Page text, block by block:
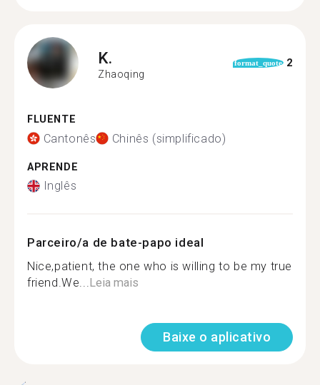
K.
Zhaoqing
format_quote 2
FLUENTE
Cantonês Chinês (simplificado)
APRENDE
Inglês
Parceiro/a de bate-papo ideal
Nice,patient, the one who is willing to be my true
friend.We...Leia mais
Baixe o aplicativo